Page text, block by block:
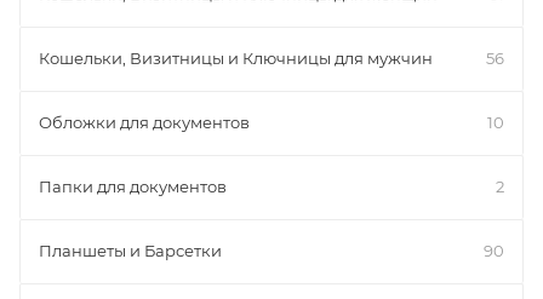
Кошельки, Визитницы и Ключницы для мужчин 56
Обложки для документов 10
Папки для документов 2
Планшеты и Барсетки 90